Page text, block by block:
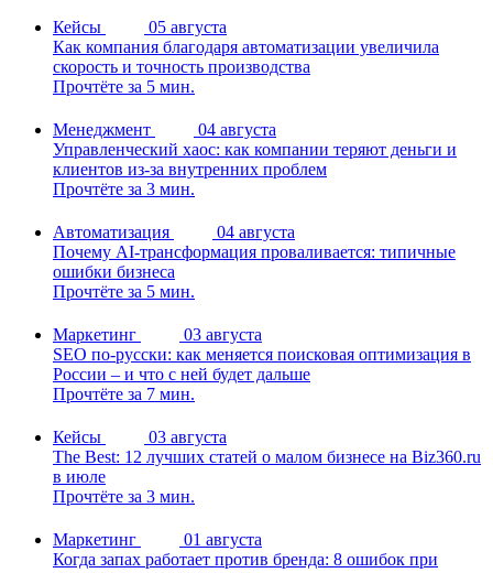
Кейсы
05 августа
Как компания благодаря автоматизации увеличила
скорость и точность производства
Прочтёте за 5 мин.
Менеджмент
04 августа
Управленческий хаос: как компании теряют деньги и
клиентов из-за внутренних проблем
Прочтёте за 3 мин.
Автоматизация
04 августа
Почему AI-трансформация проваливается: типичные
ошибки бизнеса
Прочтёте за 5 мин.
Маркетинг
03 августа
SEO по-русски: как меняется поисковая оптимизация в
России – и что с ней будет дальше
Прочтёте за 7 мин.
Кейсы
03 августа
The Best: 12 лучших статей о малом бизнесе на Biz360.ru
в июле
Прочтёте за 3 мин.
Маркетинг
01 августа
Когда запах работает против бренда: 8 ошибок при